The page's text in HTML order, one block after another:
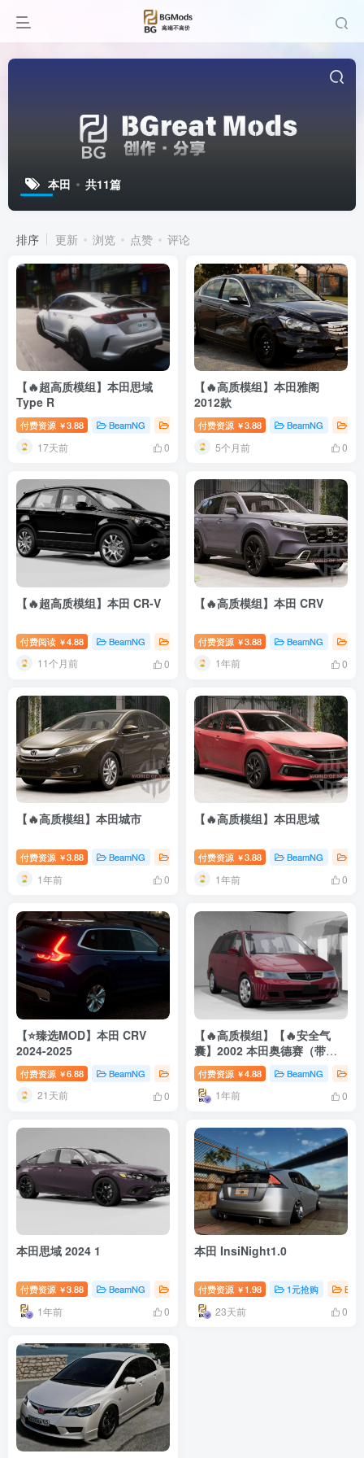
本田 共11篇
排序 更新 浏览 点赞 评论
【🔥超高质模组】本田思域
Type R
付费资源 ￥3.88 BeamNG BeamNG汽车
17天前 0
【🔥高质模组】本田雅阁
2012款
付费资源 ￥3.88 BeamNG
5个月前 0
【🔥超高质模组】本田 CR-V
付费阅读 ￥4.88 BeamNG BeamNG汽车
11个月前 0
【🔥高质模组】本田 CRV
付费资源 ￥3.88 BeamNG
1年前 0
【🔥高质模组】本田城市
付费资源 ￥3.88 BeamNG BeamNG汽车
1年前 0
【🔥高质模组】本田思域
付费资源 ￥3.88 BeamNG
1年前 0
【⭐臻选MOD】本田 CRV
2024-2025
付费资源 ￥6.88 BeamNG BeamNG汽车 臻选MOD
21天前 0
【🔥高质模组】【🔥安全气
囊】2002 本田奥德赛（带安
全气囊） 3.6
付费资源 ￥4.88 BeamNG
1年前 0
本田思域 2024 1
付费资源 ￥3.88 BeamNG BeamNG汽车
1年前 0
本田 InsiNight1.0
付费资源 ￥ 1.98 1元抢购
23天前 0